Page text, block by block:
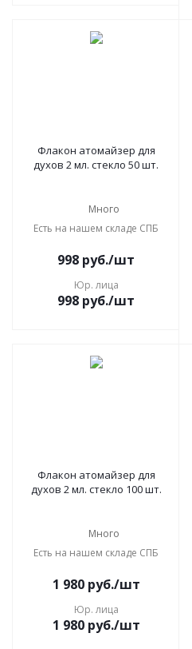
Флакон атомайзер для
духов 2 мл. стекло 50 шт.
Много
Есть на нашем складе СПБ
998 руб./шт
Юр. лица
998 руб./шт
Флакон атомайзер для
духов 2 мл. стекло 100 шт.
Много
Есть на нашем складе СПБ
1 980руб./шт
Юр. лица
1 980руб./шт